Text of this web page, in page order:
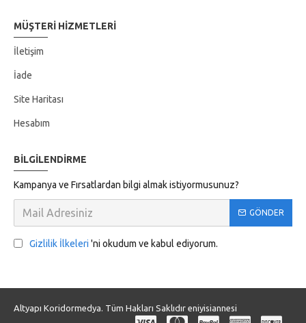
MÜŞTERI HIZMETLERI
İletişim
İade
Site Haritası
Hesabım
BILGILENDIRME
Kampanya ve Fırsatlardan bilgi almak istiyormusunuz?
GÖNDER
Gizlilik İlkeleri 'ni okudum ve kabul ediyorum.
Altyapı Koridormedya. Tüm Hakları Saklıdır eniyisiannesi